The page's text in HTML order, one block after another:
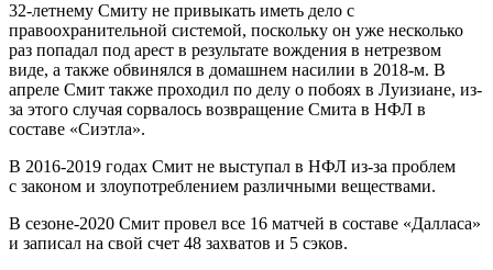
32-летнему Смиту не привыкать иметь дело с
правоохранительной системой, поскольку он уже несколько
раз попадал под арест в результате вождения в нетрезвом
виде, а также обвинялся в домашнем насилии в 2018-м. В
апреле Смит также проходил по делу о побоях в Луизиане, из-
за этого случая сорвалось возвращение Смита в НФЛ в
составе «Сиэтла».
В 2016-2019 годах Смит не выступал в НФЛ из-за проблем
с законом и злоупотреблением различными веществами.
В сезоне-2020 Смит провел все 16 матчей в составе «Далласа»
и записал на свой счет 48 захватов и 5 сэков.